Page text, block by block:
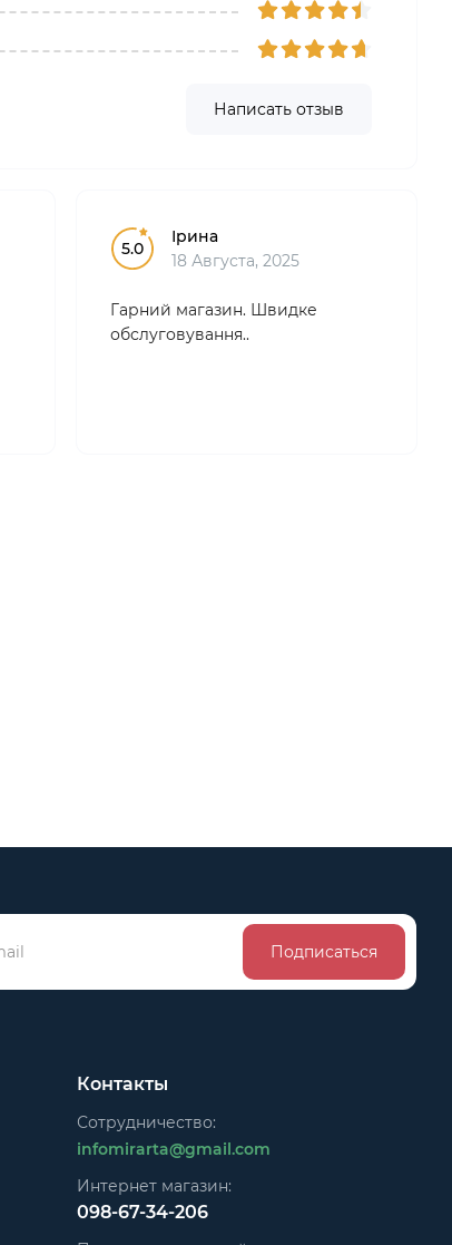
Написать отзыв
5.0
Ірина
18 Августа, 2025
Гарний магазин. Швидке
обслуговування..
Подписаться
Контакты
Сотрудничество:
infomirarta@gmail.com
Интернет магазин:
098-67-34-206